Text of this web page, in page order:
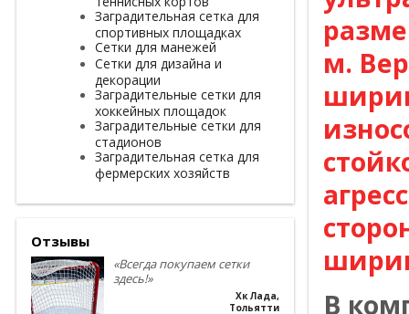
Заградительная сетка для
спортивных площадках
Сетки для манежей
Сетки для дизайна и
декорации
Заградительные сетки для
хоккейных площадок
Заградительные сетки для
стадионов
Заградительная сетка для
фермерских хозяйств
Отзывы
«Всегда покупаем сетки
здесь!»
Хк Лада,
Тольятти
м.
В